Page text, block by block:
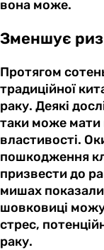
вона може.
Зменшує
Протягом
традиційної
раку. Деякі
таки може мати
властивості.
пошкодження
призвести до
мишах
шовковиці
стрес,
раку.